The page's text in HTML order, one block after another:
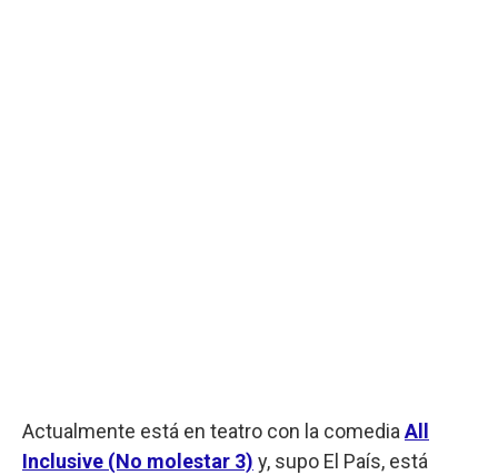
Actualmente está en teatro con la comediaAll
Inclusive (No molestar 3) y, supo El País, está